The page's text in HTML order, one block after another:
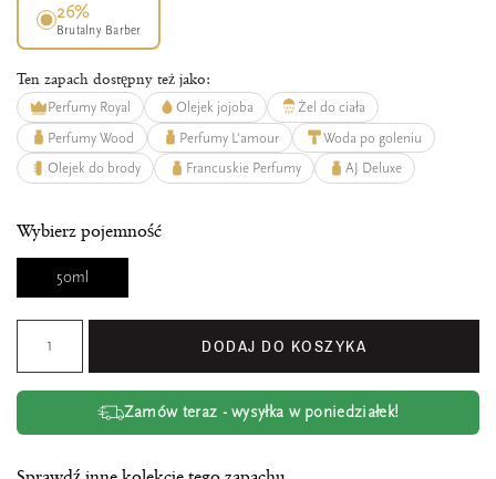
26%
Brutalny Barber
Ten zapach dostępny też jako:
Perfumy Royal Olejek jojoba
Żel do ciała
Perfumy Wood
Perfumy L'amour
Woda po goleniu
Olejek do brody
Francuskie Perfumy AJ Deluxe
Wybierz pojemność
50ml
DODAJ DO KOSZYKA
Zamów teraz - wysyłka w poniedziałek!